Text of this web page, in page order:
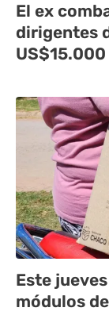
El ex
dirigentes
US$15.000
Este
módulos